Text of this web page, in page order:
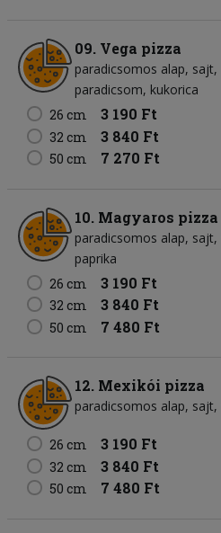
09. Vega pizza
paradicsomos alap sajt
paradicsom kukorica
26 cm
3 190 Ft
32 cm 3 840 Ft
50 cm 7 270 Ft
10. Magyaros pizza
paradicsomos alap sajt
paprika
26 cm
3 190 Ft
32 cm 3 840 Ft
50 cm 7 480 Ft
12. Mexikói pizza
paradicsomos alap sajt
26 cm 3 190 Ft
32 cm 3 840 Ft
50 cm 7 480 Ft